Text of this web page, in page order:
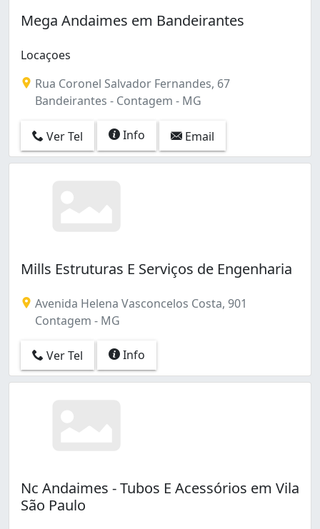
Mega Andaimes em Bandeirantes
Locaçoes
Rua Coronel Salvador Fernandes, 67
Bandeirantes - Contagem - MG
Ver Tel Info Email
Mills Estruturas E Serviços de Engenharia
Avenida Helena Vasconcelos Costa, 901
Contagem - MG
Ver Tel Info
Nc Andaimes - Tubos E Acessórios em Vila
São Paulo